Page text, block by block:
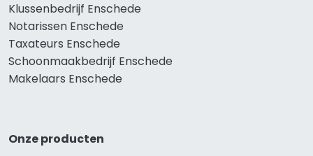
Klussenbedrijf Enschede
Notarissen Enschede
Taxateurs Enschede
Schoonmaakbedrijf Enschede
Makelaars Enschede
Onze producten